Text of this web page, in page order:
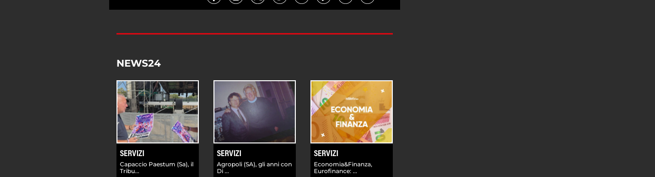
NEWS24
SERVIZI
Capaccio Paestum (Sa), il
Tribu...
SERVIZI
Agropoli (SA), gli anni con
Di ...
SERVIZI
Economia&Finanza,
Eurofinance: ...